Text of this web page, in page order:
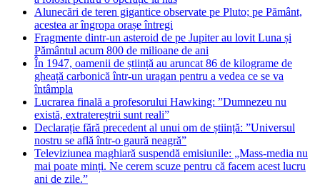
Alunecări de teren gigantice observate pe Pluto; pe Pământ,
acestea ar îngropa orașe întregi
Fragmente dintr-un asteroid de pe Jupiter au lovit Luna și
Pământul acum 800 de milioane de ani
În 1947, oamenii de știință au aruncat 86 de kilograme de
gheață carbonică într-un uragan pentru a vedea ce se va
întâmpla
Lucrarea finală a profesorului Hawking: ”Dumnezeu nu
există, extratereștrii sunt reali”
Declarație fără precedent al unui om de știință: ”Universul
nostru se află într-o gaură neagră”
Televiziunea maghiară suspendă emisiunile: „Mass-media nu
mai poate minți. Ne cerem scuze pentru că facem acest lucru
ani de zile.”